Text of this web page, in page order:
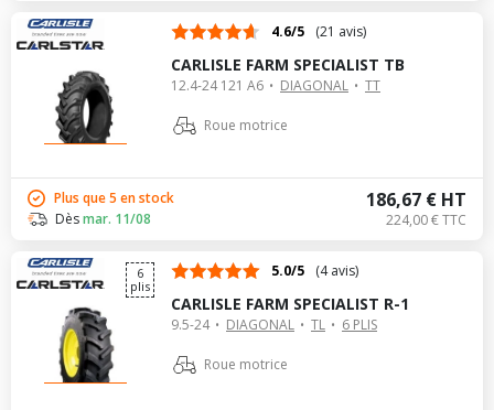
4.6/5 (21 avis)
CARLISLE FARM SPECIALIST TB
12.4-24 121 A6 DIAGONAL TT
Roue motrice
186,67 € HT
224,00 € TTC
Plus que 5 en stock
Dèsmar. 11/08
6
plis
5.0/5 (4 avis)
CARLISLE FARM SPECIALIST R-1
9.5-24 DIAGONAL TL 6 PLIS
Roue motrice